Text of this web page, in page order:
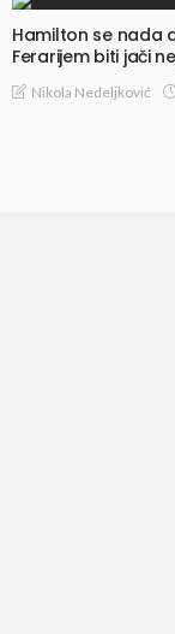
Hamilton se nada
Ferarijem biti jači
Nikola Nedeljković